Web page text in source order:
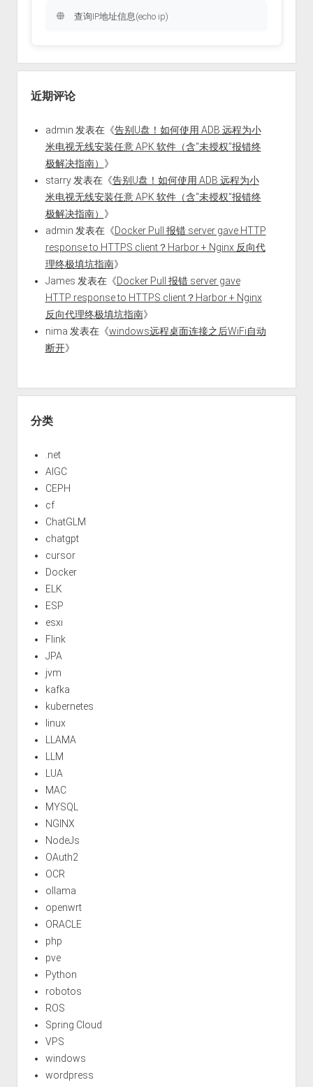
查询IP地址信息(echo ip)
近期评论
admin 发表在《告别U盘！如何使用 ADB 远程为小
米电视无线安装任意 APK 软件（含“未授权”报错终
极解决指南） 》
starry发表在《告别U盘！如何使用 ADB 远程为小
米电视无线安装任意 APK 软件（含“未授权”报错终
极解决指南） 》
admin 发表在《Docker Pull 报错 server gave HTTP
response to HTTPS client？Harbor + Nginx 反向代
理终极填坑指南》
James 发表在《Docker Pull 报错 server gave
HTTP response to HTTPS client？Harbor + Nginx
反向代理终极填坑指南》
nima 发表在《windows远程桌面连接之后WiFi自动
断开》
分类
.net
AIGC
CEPH
cf
ChatGLM
chatgpt
cursor
Docker
ELK
ESP
esxi
Flink
JPA
jvm
kafka
kubernetes
linux
LLAMA
LLM
LUA
MAC
MYSQL
NGINX
NodeJs
OAuth2
OCR
ollama
openwrt
ORACLE
php
pve
Python
robotos
ROS
Spring Cloud
VPS
windows
wordpress